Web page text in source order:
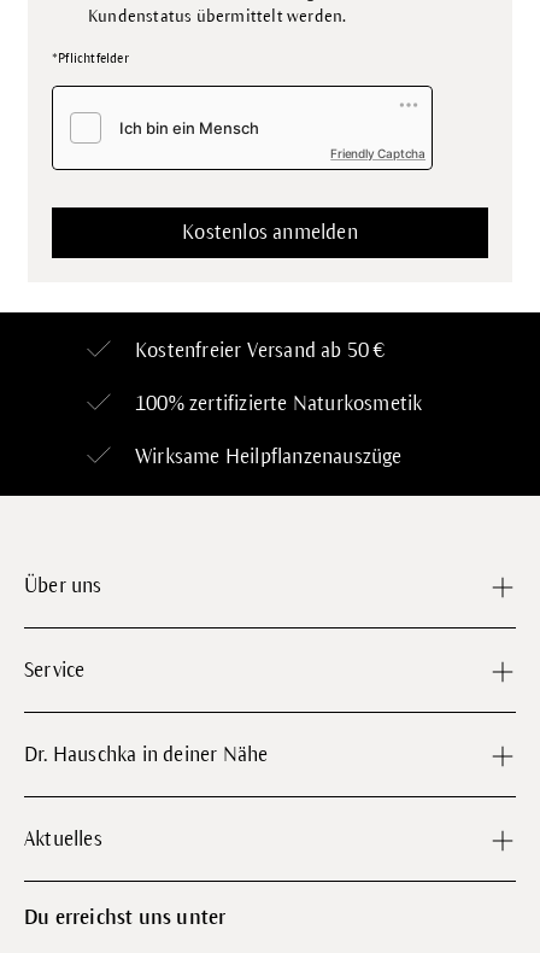
Kundenstatus übermittelt werden.
*Pflichtfelder
Friendly Captcha
Kostenfreier Versand ab 50 €
100% zertifizierte Naturkosmetik
Wirksame Heilpflanzenauszüge
Über uns
Service
Dr. Hauschka in deiner Nähe
Aktuelles
Du erreichst uns unter